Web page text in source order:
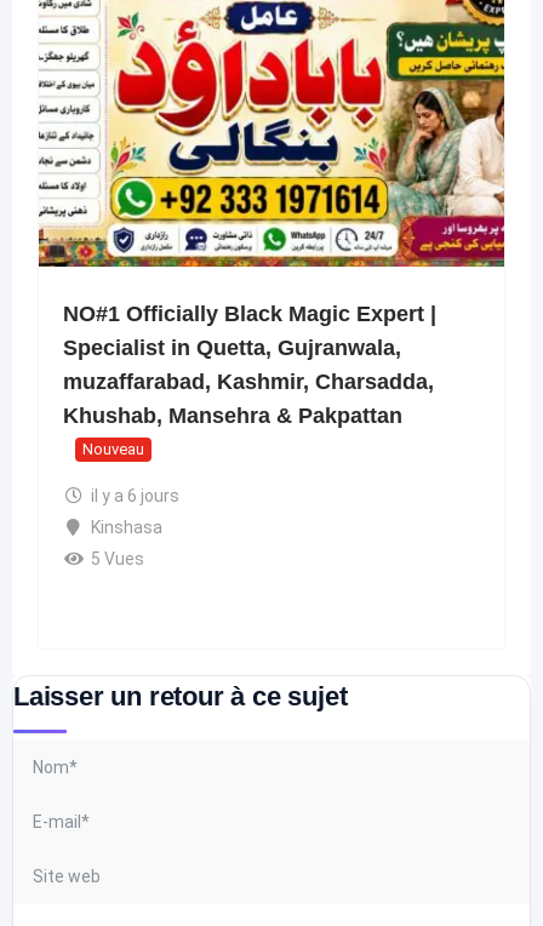
NO#1 Officially Black Magic Expert |
Specialist in Quetta, Gujranwala,
muzaffarabad, Kashmir, Charsadda,
Khushab, Mansehra & Pakpattan
Nouveau
il y a 6 jours
Kinshasa
5 Vues
Laisser un retour à ce sujet